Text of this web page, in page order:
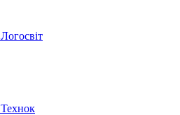
Логосвіт
Технок